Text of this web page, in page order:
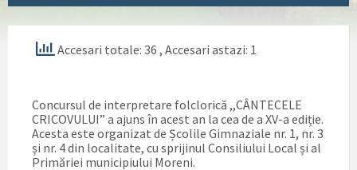
Accesari totale: 36 , Accesari astazi: 1
Concursul de interpretare folclorică ,,CÂNTECELE
CRICOVULUI” a ajuns în acest an la cea de a XV-a ediție.
Acesta este organizat de Școlile Gimnaziale nr. 1, nr. 3
și nr. 4 din localitate, cu sprijinul Consiliului Local și al
Primăriei municipiului Moreni.